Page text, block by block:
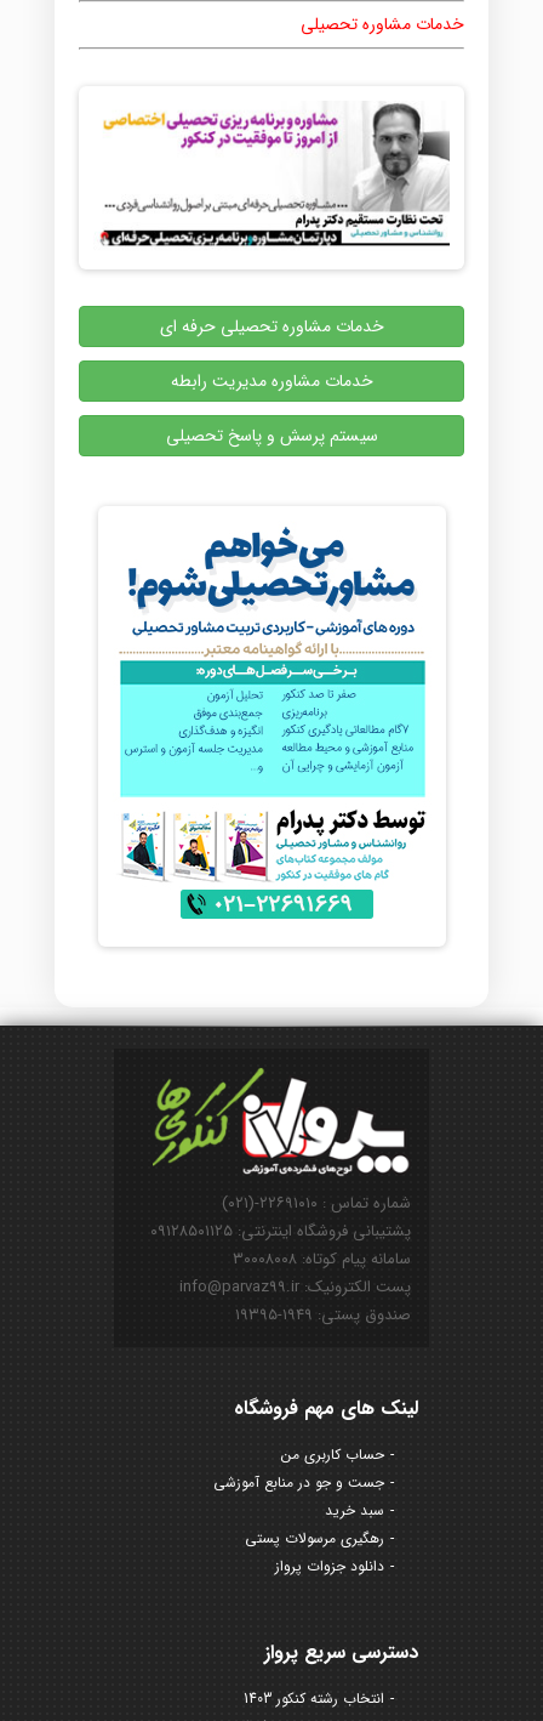
خدمات مشاوره تحصیلی
خدمات مشاوره تحصیلی حرفه ای
خدمات مشاوره مدیریت رابطه
سیستم پرسش و پاسخ تحصیلی
شماره تماس : ۲۲۶۹۱۰۱۰-(۰۲۱)
پشتیبانی فروشگاه اینترنتی: ۰۹۱۲۸۵۰۱۱۲۵
سامانه پیام کوتاه: ۳۰۰۰۸۰۰۸
پست الکترونیک: info@parvaz99.ir
صندوق پستی: ۱۹۴۹-۱۹۳۹۵
لینک های مهم فروشگاه
حساب کاربری من
جست و جو در منابع آموزشی
سبد خرید
رهگیری مرسولات پستی
دانلود جزوات پرواز
دسترسی سریع پرواز
انتخاب رشته کنکور 1403